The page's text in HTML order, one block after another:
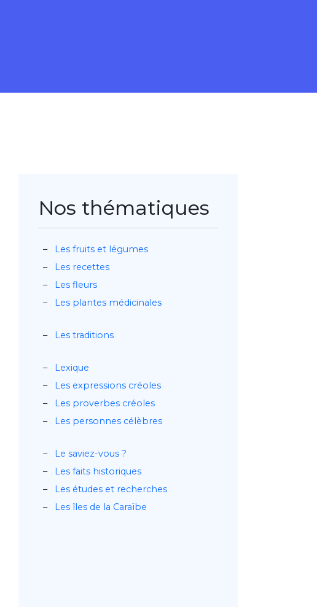
Nos thématiques
Les fruits et légumes
Les recettes
Les fleurs
Les plantes médicinales
Les traditions
Lexique
Les expressions créoles
Les proverbes créoles
Les personnes célèbres
Le saviez-vous ?
Les faits historiques
Les études et recherches
Les îles de la Caraïbe